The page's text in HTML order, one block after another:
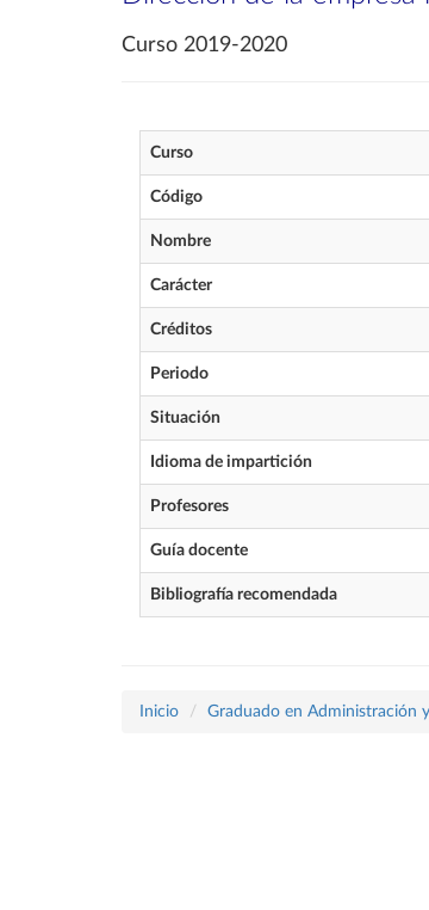
Curso 2019-2020
Curso
Código
Nombre
Carácter
Créditos
Periodo
Situación
Idioma de impartición
Profesores
Guía docente
Bibliografía recomendada
Inicio Graduado en Administración